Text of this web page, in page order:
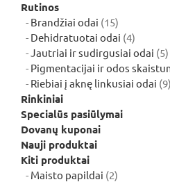
Rutinos
Brandžiai odai 1515
produktų
Dehidratuotai odai 44
Jautriai ir sudirgusiai odai 55
Pigmentacijai ir odos
Riebiai į aknę linkusiai odai 99
Rinkiniai
Specialūs pasiūlymai
Dovanų kuponai
Nauji produktai
Kiti produktai
Maisto papildai 22